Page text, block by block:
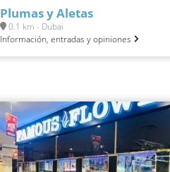
Plumas y Aletas
0.1 km - Dubai
Información, entradas y opiniones